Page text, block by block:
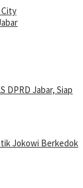
City
DPRD Jabar, Siap
Jokowi Berkedok